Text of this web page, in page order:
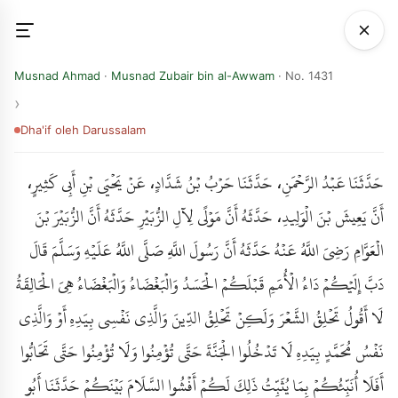
Musnad Ahmad · Musnad Zubair bin al-Awwam · No. 1431
Dha'if oleh Darussalam
حَدَّثَنَا عَبْدُ الرَّحْمَنِ، حَدَّثَنَا حَرْبُ بْنُ شَدَّادٍ، عَنْ يَحْيَى بْنِ أَبِي كَثِيرٍ،
أَنَّ يَعِيشَ بْنَ الْوَلِيدِ، حَدَّثَهُ أَنَّ مَوْلًى لِآلِ الزُّبَيْرِ حَدَّثَهُ أَنَّ الزُّبَيْرَ بْنَ
الْعَوَّامِ رَضِيَ اللَّهُ عَنْهُ حَدَّثَهُ أَنَّ رَسُولَ اللَّهِ صَلَّى اللَّهُ عَلَيْهِ وَسَلَّمَ قَالَ
دَبَّ إِلَيْكُمْ دَاءُ الْأُمَمِ قَبْلَكُمْ الْحَسَدُ وَالْبَغْضَاءُ وَالْبَغْضَاءُ هِيَ الْحَالِقَةُ
لَا أَقُولُ تَحْلِقُ الشَّعْرَ وَلَكِنْ تَحْلِقُ الدِّينَ وَالَّذِي نَفْسِي بِيَدِهِ أَوْ وَالَّذِي
نَفْسُ مُحَمَّدٍ بِيَدِهِ لَا تَدْخُلُوا الْجَنَّةَ حَتَّى تُؤْمِنُوا وَلَا تُؤْمِنُوا حَتَّى تَحَابُّوا
أَفَلَا أُنَبِّئُكُمْ بِمَا يُثَبِّتُ ذَلِكَ لَكُمْ أَفْشُوا السَّلَامَ بَيْنَكُمْ حَدَّثَنَا أَبُو